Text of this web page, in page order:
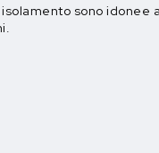
sono idonee